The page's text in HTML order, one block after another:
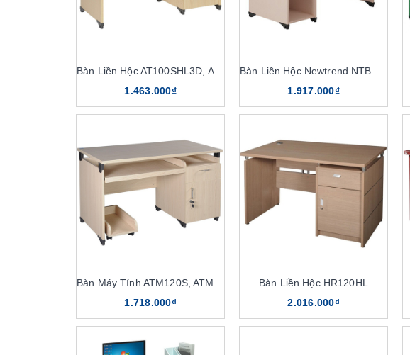
Bàn Liền Hộc AT100SHL3D, AT120SHL3D
1.463.000₫
Bàn Liền Hộc Newtrend NTBP02
1.917.000₫
Bàn Máy Tính ATM120S, ATM120
1.718.000₫
Bàn Liền Hộc HR120HL
2.016.000₫